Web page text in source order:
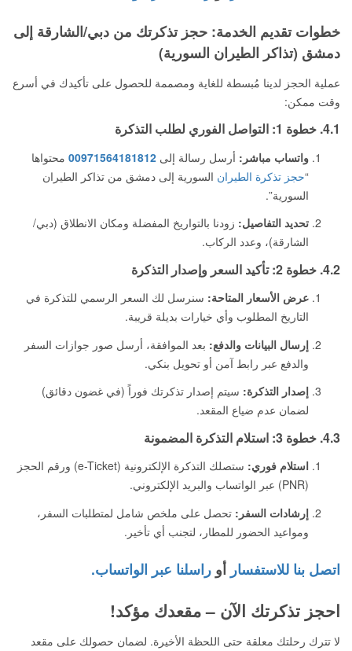
خطوات تقديم الخدمة: حجز تذكرتك من دبي/الشارقة إلى
دمشق (تذاكر الطيران السورية)
عملية الحجز لدينا مُبسطة للغاية ومصممة للحصول على تأكيدك في أسرع
وقت ممكن:
4.1. خطوة 1: التواصل الفوري لطلب التذكرة
واتساب مباشر: أرسل رسالة إلى 00971564181812 محتواها
“حجز تذكرة الطيران السورية إلى دمشق من تذاكر الطيران
السورية”.
تحديد التفاصيل: زودنا بالتواريخ المفضلة ومكان الانطلاق (دبي/
الشارقة)، وعدد الركاب.
4.2. خطوة 2: تأكيد السعر وإصدار التذكرة
عرض الأسعار المتاحة: سنرسل لك السعر الرسمي للتذكرة في
التاريخ المطلوب وأي خيارات بديلة قريبة.
إرسال البيانات والدفع: بعد الموافقة، أرسل صور جوازات السفر
والدفع عبر رابط آمن أو تحويل بنكي.
إصدار التذكرة: سيتم إصدار تذكرتك فوراً (في غضون دقائق)
لضمان عدم ضياع المقعد.
4.3. خطوة 3: استلام التذكرة المضمونة
استلام فوري:
ستصلك التذكرة الإلكترونية (e-Ticket) ورقم الحجز
(PNR) عبر الواتساب والبريد الإلكتروني.
إرشادات السفر: تحصل على ملخص شامل لمتطلبات السفر،
ومواعيد الحضور للمطار، لتجنب أي تأخير.
اتصل بنا للاستفسار أو راسلنا عبر الواتساب.
احجز تذكرتك الآن – مقعدك مؤكد!
لا تترك رحلتك معلقة حتى اللحظة الأخيرة. لضمان حصولك على مقعد